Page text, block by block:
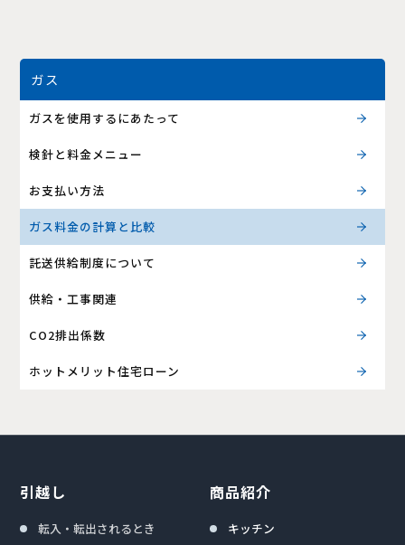
ガス
ガスを使用するにあたって
検針と料金メニュー
お支払い方法
ガス料金の計算と比較
託送供給制度について
供給・工事関連
CO2排出係数
ホットメリット住宅ローン
引越し
転入・転出されるとき
商品紹介
キッチン